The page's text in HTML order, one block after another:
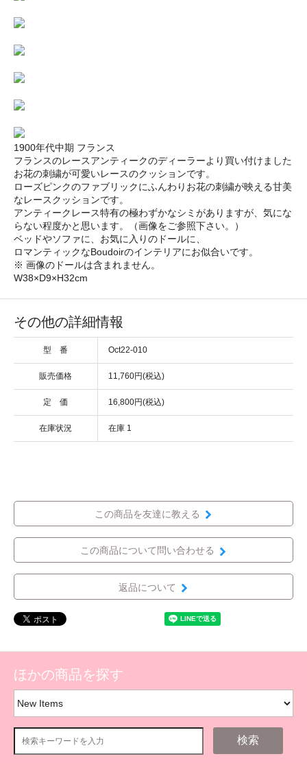
1900年代中期 フランス
フランスのレースアンティークのディーラーより買い付けました
お花の刺繍が可愛いレースのクッションです。
ローズピンクのファブリックにふんわりお花の刺繍が映える甘美
なレースクッションです。
アンティークレース特有の極わずかなシミがありますが、気にな
らない程度かと思います。（画像をご参照下さい。）
ベッドやソファに、お気に入りのドールに、
ロマンティックなBoudoirのインテリアにお似合いです。
※ 画像のドールは含まれません。
W38×D9×H32cm
その他の詳細情報
型 番 Oct22-010
販売価格 11,760円(税込)
定 価 16,800円(税込)
在庫状況 在庫 1
この商品を友達に教える
この商品について問い合わせる
返品について
ほかの商品を探す
検索